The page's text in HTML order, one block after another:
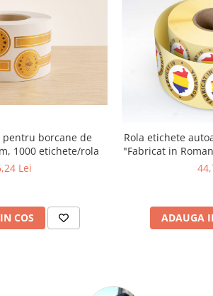
borcane de
1000 etichete/rola
Lei
COS
Rola etichete
"Fabricat in
ADAUGA